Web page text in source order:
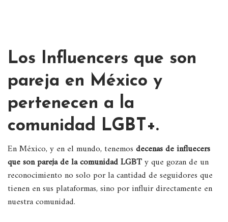
Los Influencers que son
pareja en México y
pertenecen a la
comunidad LGBT+.
En México, y en el mundo, tenemos decenas de influecers
que son pareja de la comunidad LGBTy que gozan de un
reconocimiento no solo por la cantidad de seguidores que
tienen en sus plataformas, sino por influir directamente en
nuestra comunidad.